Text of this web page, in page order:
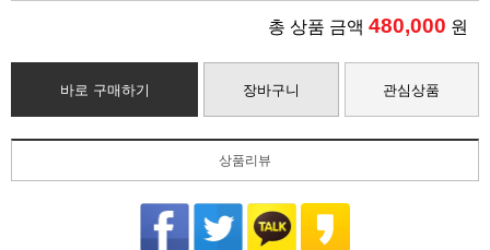
총 상품 금액 480,000 원
바로 구매하기 장바구니 관심상품
상품리뷰